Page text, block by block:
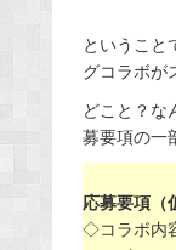
ということ
グコラボが
どこと？な
募要項の一
応募要項（
◇コラボ内